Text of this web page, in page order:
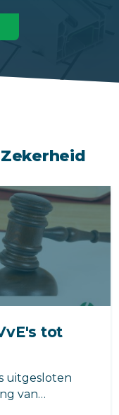
tot
uitgesloten
van